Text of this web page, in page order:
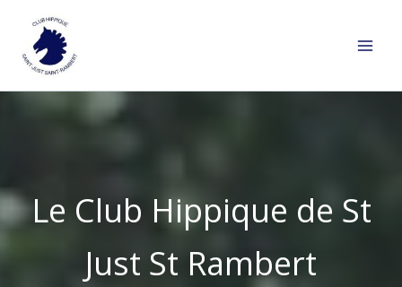
contenu
Le Club Hippique de St
Just St Rambert